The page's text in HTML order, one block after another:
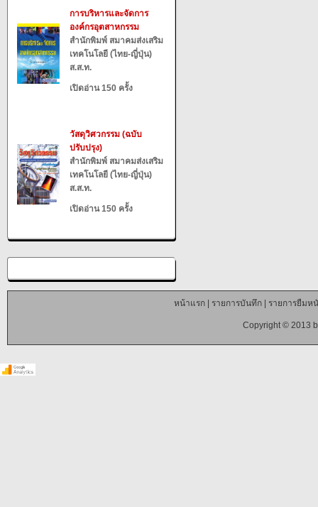
การบริหารและจัดการ
องค์กรอุตสาหกรรม
สำนักพิมพ์ สมาคมส่งเสริม
เทคโนโลยี (ไทย-ญี่ปุ่น)
ส.ส.ท.
เปิดอ่าน 150 ครั้ง
วัสดุวิศวกรรม (ฉบับ
ปรับปรุง)
สำนักพิมพ์ สมาคมส่งเสริม
เทคโนโลยี (ไทย-ญี่ปุ่น)
ส.ส.ท.
เปิดอ่าน 150 ครั้ง
หน้าแรก| รายการบันทึก| รายการยืมห
Copyright © 2013